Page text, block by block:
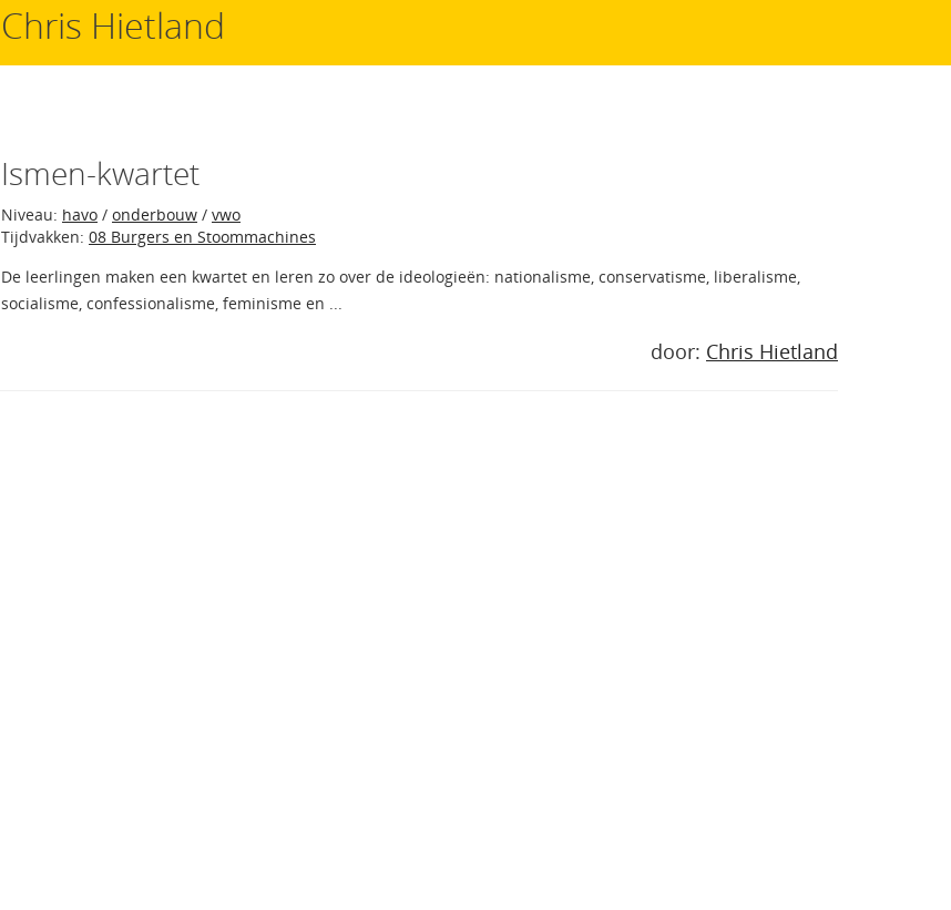
Chris Hietland
Ismen-kwartet
Niveau: havo / onderbouw / vwo
Tijdvakken: 08 Burgers en Stoommachines
De leerlingen maken een kwartet en leren zo over de ideologieën: nationalisme, conservatisme, liberalisme,
socialisme, confessionalisme, feminisme en ...
door: Chris Hietland